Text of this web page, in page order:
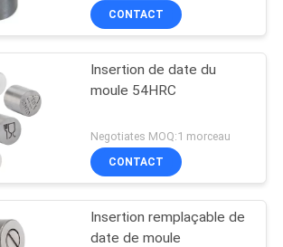
CONTACT
Insertion de date du
moule 54HRC
Negotiates MOQ:1 morceau
CONTACT
Insertion remplaçable de
date de moule